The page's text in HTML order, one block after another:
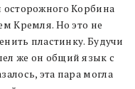
Корбина
Кремля. Но это не
пластинку. Будучи
же он общий язык с
эта пара могла